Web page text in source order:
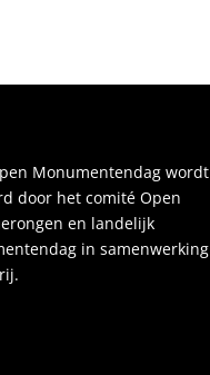
Monumentendag wordt
door het comité Open
en landelijk
in samenwerking